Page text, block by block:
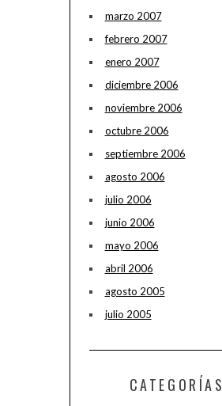
marzo 2007
febrero 2007
enero 2007
diciembre 2006
noviembre 2006
octubre 2006
septiembre 2006
agosto 2006
julio 2006
junio 2006
mayo 2006
abril 2006
agosto 2005
julio 2005
CATEGORÍAS